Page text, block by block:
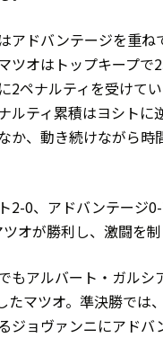
アドバンテージを重ね
ツオはトップキープで
2ペナルティを受けてい
ルティ累積はヨシトに
か、動き続けながら時
2-0、アドバンテージ
オが勝利し、激闘を制
もアルバート・ガルシ
たマツオ。準決勝では
ジョヴァンニにアドバ